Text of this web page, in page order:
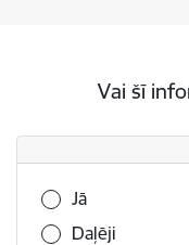
Vai šī
Vai šī informācija
Jā
Daļēji